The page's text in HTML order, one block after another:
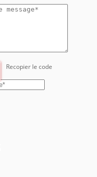
Recopier le code